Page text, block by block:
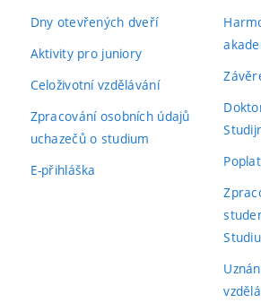
Dny otevřených dveří
Aktivity pro juniory
Celoživotní vzdělávání
Zpracování osobních údajů
uchazečů o studium
E-přihláška